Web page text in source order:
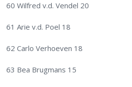
60 Wilfred v.d. Vendel 20
61 Arie v.d. Poel 18
62 Carlo Verhoeven 18
63 Bea Brugmans 15